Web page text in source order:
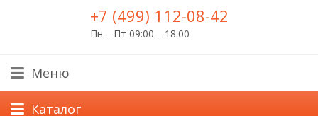
+7 (499) 112-08-42
Пн—Пт 09:00—18:00
Меню
Каталог